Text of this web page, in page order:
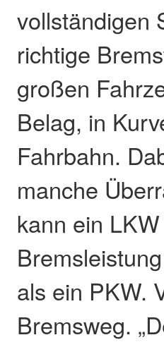
vollständigen
richtige
großen
Belag, in
Fahrbahn.
manche
kann ein
als ein PKW.
Bremsweg.